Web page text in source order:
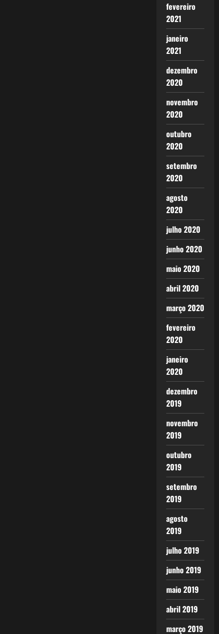
fevereiro
2021
janeiro
2021
dezembro
2020
novembro
2020
outubro
2020
setembro
2020
agosto
2020
julho 2020
junho 2020
maio 2020
abril 2020
março 2020
fevereiro
2020
janeiro
2020
dezembro
2019
novembro
2019
outubro
2019
setembro
2019
agosto
2019
julho 2019
junho 2019
maio 2019
abril 2019
março 2019